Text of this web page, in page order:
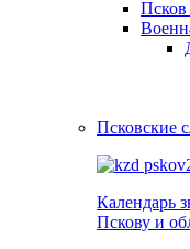
Псков
Псковские
Календарь
Пскову и